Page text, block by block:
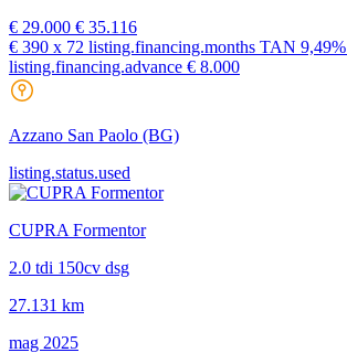
€ 29.000 € 35.116
€ 390 x 72 listing.financing.months TAN 9,49%
listing.financing.advance € 8.000
Azzano San Paolo (BG)
listing.status.used
CUPRA Formentor
2.0 tdi 150cv dsg
27.131 km
mag 2025